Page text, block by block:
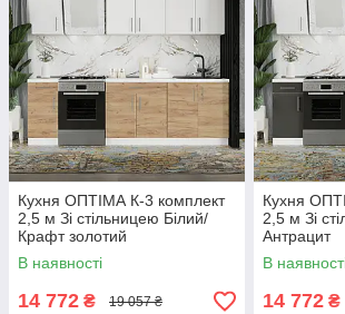
Кухня ОПТІМА К-3 комплект
2,5 м Зі стільницею Білий/
Крафт золотий
В наявності
14 772 ₴ 19 057 ₴
Кухня
2,5 м Зі
Антрацит
В
14 772 ₴